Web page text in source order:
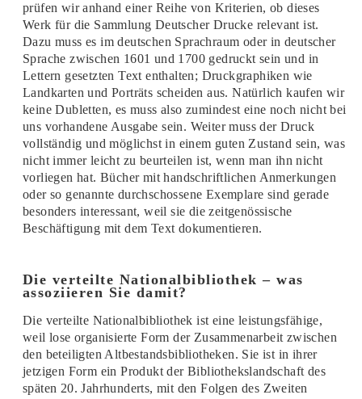
prüfen wir anhand einer Reihe von Kriterien, ob dieses
Werk für die Sammlung Deutscher Drucke relevant ist.
Dazu muss es im deutschen Sprachraum oder in deutscher
Sprache zwischen 1601 und 1700 gedruckt sein und in
Lettern gesetzten Text enthalten; Druckgraphiken wie
Landkarten und Porträts scheiden aus. Natürlich kaufen wir
keine Dubletten, es muss also zumindest eine noch nicht bei
uns vorhandene Ausgabe sein. Weiter muss der Druck
vollständig und möglichst in einem guten Zustand sein, was
nicht immer leicht zu beurteilen ist, wenn man ihn nicht
vorliegen hat. Bücher mit handschriftlichen Anmerkungen
oder so genannte durchschossene Exemplare sind gerade
besonders interessant, weil sie die zeitgenössische
Beschäftigung mit dem Text dokumentieren.
Die verteilte Nationalbibliothek – was
assoziieren Sie damit?
Die verteilte Nationalbibliothek ist eine leistungsfähige,
weil lose organisierte Form der Zusammenarbeit zwischen
den beteiligten Altbestandsbibliotheken. Sie ist in ihrer
jetzigen Form ein Produkt der Bibliothekslandschaft des
späten 20. Jahrhunderts, mit den Folgen des Zweiten